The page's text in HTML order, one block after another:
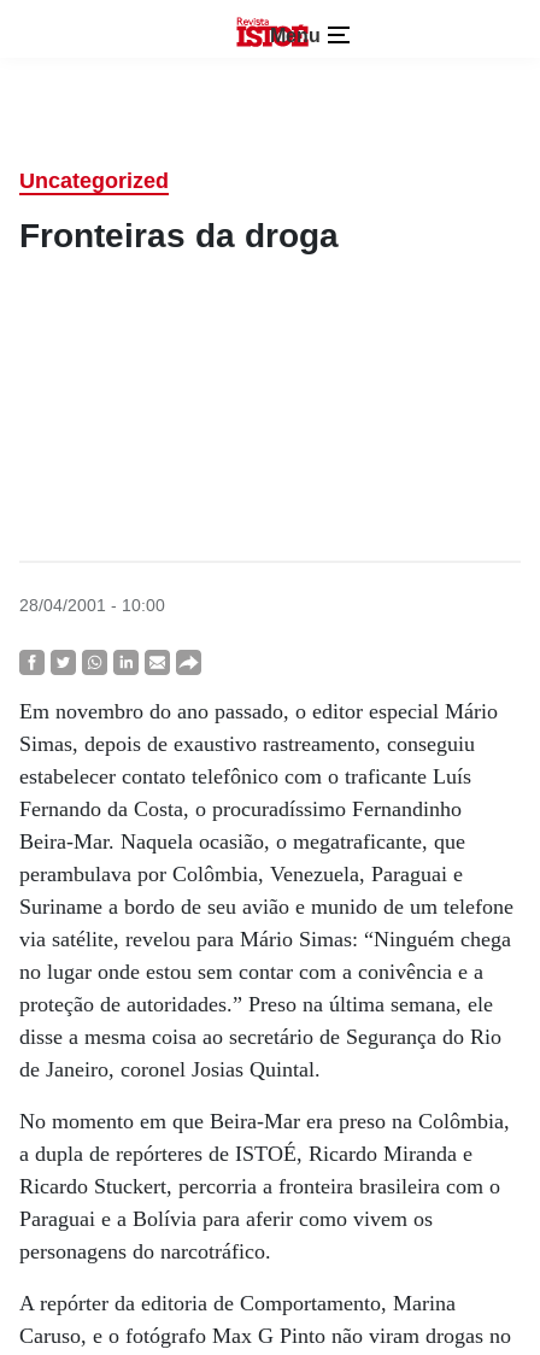
Menu
Uncategorized
Fronteiras da droga
28/04/2001 - 10:00
Em novembro do ano passado, o editor especial Mário
Simas, depois de exaustivo rastreamento, conseguiu
estabelecer contato telefônico com o traficante Luís
Fernando da Costa, o procuradíssimo Fernandinho
Beira-Mar. Naquela ocasião, o megatraficante, que
perambulava por Colômbia, Venezuela, Paraguai e
Suriname a bordo de seu avião e munido de um telefone
via satélite, revelou para Mário Simas: “Ninguém chega
no lugar onde estou sem contar com a conivência e a
proteção de autoridades.” Preso na última semana, ele
disse a mesma coisa ao secretário de Segurança do Rio
de Janeiro, coronel Josias Quintal.
No momento em que Beira-Mar era preso na Colômbia,
a dupla de repórteres de ISTOÉ, Ricardo Miranda e
Ricardo Stuckert, percorria a fronteira brasileira com o
Paraguai e a Bolívia para aferir como vivem os
personagens do narcotráfico.
A repórter da editoria de Comportamento, Marina
Caruso, e o fotógrafo Max G Pinto não viram drogas no